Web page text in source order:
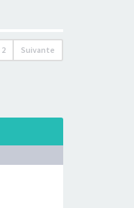
2 Suivante